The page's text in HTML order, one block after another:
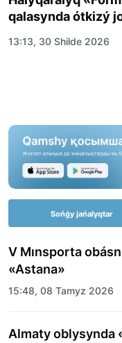
qalasynda ótkizý
13:13, 30 Shilde 2026
Sońǵy jańalyqtar
V Mınsporta
«Astana»
15:48, 08 Tamyz 2026
Almaty oblysynda